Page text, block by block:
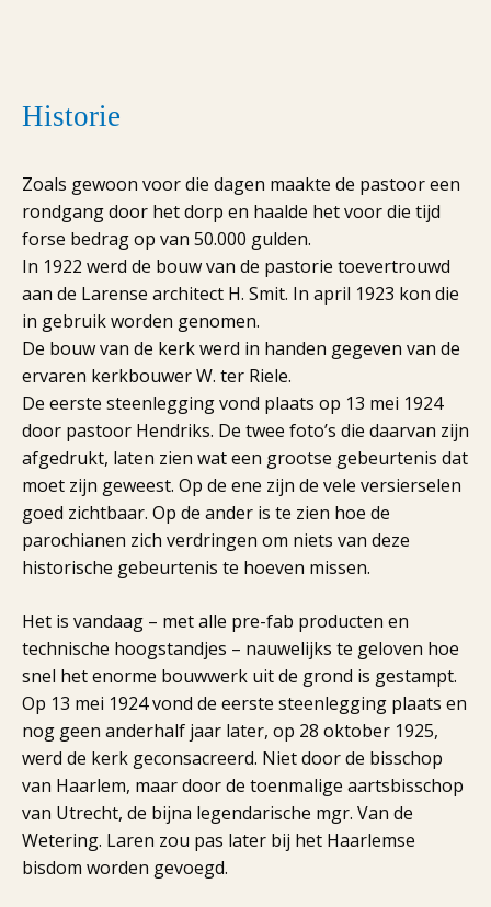
Historie
Zoals gewoon voor die dagen maakte de pastoor een
rondgang door het dorp en haalde het voor die tijd
forse bedrag op van 50.000 gulden.
In 1922 werd de bouw van de pastorie toevertrouwd
aan de Larense architect H. Smit. In april 1923 kon die
in gebruik worden genomen.
De bouw van de kerk werd in handen gegeven van de
ervaren kerkbouwer W. ter Riele.
De eerste steenlegging vond plaats op 13 mei 1924
door pastoor Hendriks. De twee foto’s die daarvan zijn
afgedrukt, laten zien wat een grootse gebeurtenis dat
moet zijn geweest. Op de ene zijn de vele versierselen
goed zichtbaar. Op de ander is te zien hoe de
parochianen zich verdringen om niets van deze
historische gebeurtenis te hoeven missen.
Het is vandaag – met alle pre-fab producten en
technische hoogstandjes – nauwelijks te geloven hoe
snel het enorme bouwwerk uit de grond is gestampt.
Op 13 mei 1924 vond de eerste steenlegging plaats en
nog geen anderhalf jaar later, op 28 oktober 1925,
werd de kerk geconsacreerd. Niet door de bisschop
van Haarlem, maar door de toenmalige aartsbisschop
van Utrecht, de bijna legendarische mgr. Van de
Wetering. Laren zou pas later bij het Haarlemse
bisdom worden gevoegd.